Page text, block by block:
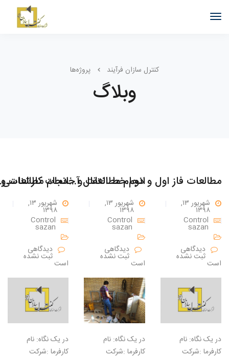
کنترل سازان فرآیند پروژه‌ها
وبلاگ
شهریور ۱۳,
۱۳۹۸
Control
sazan
دیدگاهی
ثبت نشده
است
در یک نگاه: نام
کارفرما :شرکت
انجام
شهریور ۱۳,
۱۳۹۸
Control
sazan
دیدگاهی
ثبت نشده
است
در یک نگاه: نام
کارفرما :شرکت
مطالعات فاز اول و دوم خط انتقال آبرسانی شهرک صنعتی اشترجان
شهریور ۱۳,
۱۳۹۸
Control
sazan
دیدگاهی
ثبت نشده
است
در یک نگاه: نام
کارفرما :شرکت